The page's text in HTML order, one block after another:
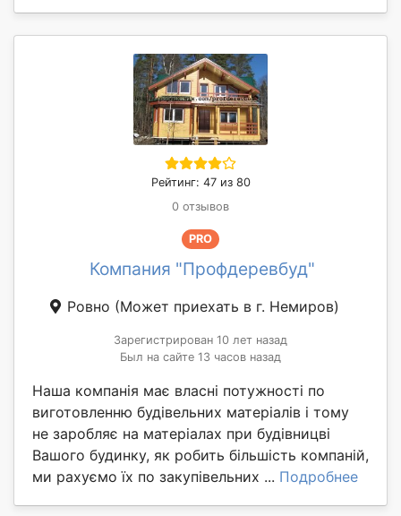
Рейтинг: 47 из 80
0 отзывов
PRO
Компания "Профдеревбуд"
Ровно (Может приехать в г. Немиров)
Зарегистрирован 10 лет назад
Был на сайте 13 часов назад
Наша компанія має власні потужності по
виготовленню будівельних матеріалів і тому
не заробляє на матеріалах при будівницві
Вашого будинку, як робить більшість компаній,
ми рахуємо їх по закупівельних ... Подробнее